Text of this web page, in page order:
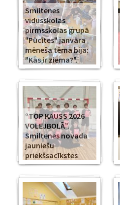
Smiltenes
vidusskolas
pirmsskolas grupā
"Pūcītes" janvāra
mēneša tēma bija:
"Kas ir ziema?".
“TOP KAUSS 2026
VOLEJBOLĀ”.
Smiltenes novada
jauniešu
priekšsacīkstes